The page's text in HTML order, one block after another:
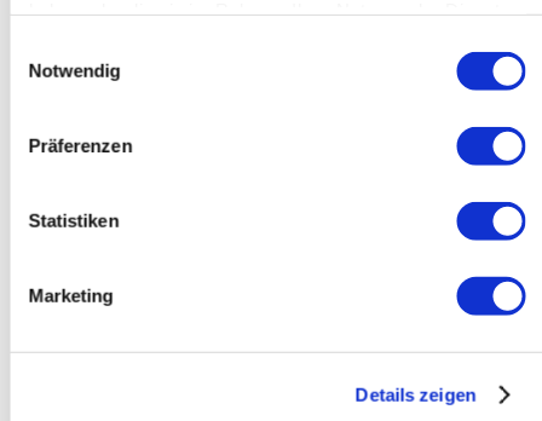
Notwendig
Präferenzen
Statistiken
Marketing
Details zeigen